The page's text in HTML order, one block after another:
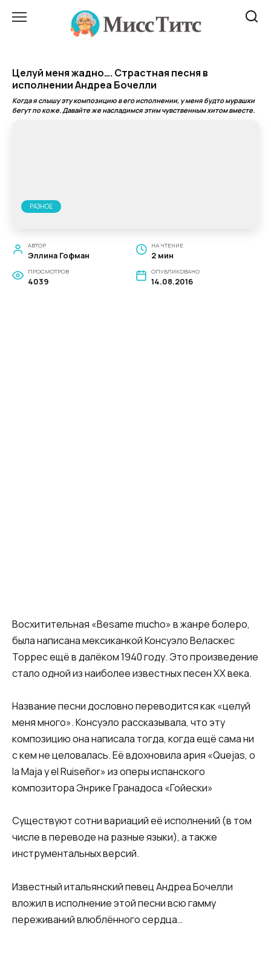
Целуй меня жадно…. Страстная песня в
исполнении Андреа Бочелли
Когда я слышу эту композицию в его исполнении, у меня будто мурашки
бегут по коже. Давайте же насладимся этим чувственным хитом вместе.
РАЗНОЕ
АВТОР
Эллина Гофман
НА ЧТЕНИЕ
2 мин
ПРОСМОТРОВ
4039
ОПУБЛИКОВАНО
14.08.2016
Восхитительная «Bеsame mucho» в жанре болеро,
была написана мексиканкой Консуэло Веласкес
Торрес ещё в далёком 1940 году. Это произведение
стало одной из наиболее известных песен XX века.
Название песни дословно переводится как «целуй
меня много». Консуэло рассказывала, что эту
композицию она написала тогда, когда ещё сама ни
с кем не целовалась. Её вдохновила ария «Quejas, o
la Maja y el Ruiseñor» из оперы испанского
композитора Энрике Гранадоса «Гойески»
Существуют сотни вариаций её исполнений (в том
числе в переводе на разные языки), а также
инструментальных версий.
Известный итальянский певец Андреа Бочелли
вложил в исполнение этой песни всю гамму
переживаний влюблённого сердца…